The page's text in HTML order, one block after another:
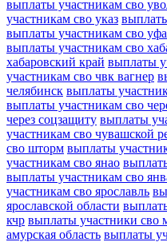
выплаты участникам сво
участникам сво указ
выплаты участникам сво уфа
выплаты участникам сво
хабаровский край выплаты
участникам сво чвк вагнер
челябинск выплаты
выплаты участникам сво
через соцзащиту выплаты
участникам сво чувашской
сво шторм выплаты
участникам сво янао
выплаты участникам сво
участникам сво ярославль
ярославской области
кчр выплаты участники сво
амурская область выплаты